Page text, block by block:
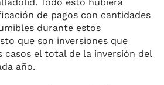
Todo esto hubiera
de pagos con cantidades
durante estos
que son inversiones que
casos el total de la inversión del
año.